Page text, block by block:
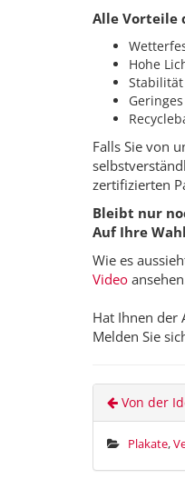
Alle Vorteile
Hohe
Stabilität
Falls Sie von
zertifizierten
Bleibt nur
Auf Ihre
Wie es
Video
Hat Ihnen der
Melden Sie
Von der
Plakate,